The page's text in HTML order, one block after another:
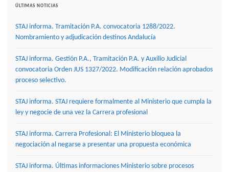
ÚLTIMAS NOTICIAS
STAJ informa. Tramitación P.A. convocatoria 1288/2022.
Nombramiento y adjudicación destinos Andalucía
STAJ informa. Gestión P.A., Tramitación P.A. y Auxilio Judicial
convocatoria Orden JUS 1327/2022. Modificación relación aprobados
proceso selectivo.
STAJ informa. STAJ requiere formalmente al Ministerio que cumpla la
ley y negocie de una vez la Carrera profesional
STAJ informa. Carrera Profesional: El Ministerio bloquea la
negociación al negarse a presentar una propuesta económica
STAJ informa. Últimas informaciones Ministerio sobre procesos